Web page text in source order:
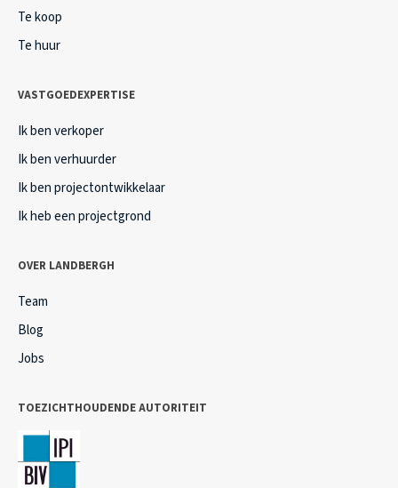
Te koop
Te huur
VASTGOEDEXPERTISE
Ik ben verkoper
Ik ben verhuurder
Ik ben projectontwikkelaar
Ik heb een projectgrond
OVER LANDBERGH
Team
Blog
Jobs
TOEZICHTHOUDENDE AUTORITEIT